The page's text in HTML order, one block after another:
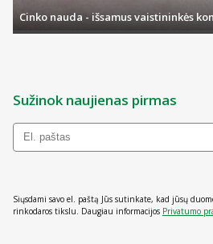
Cinko nauda - išsamus vaistininkės
Sužinok naujienas pirmas
Siųsdami savo el. paštą Jūs sutinkate, kad jūsų
rinkodaros tikslu. Daugiau informacijos Privatumo